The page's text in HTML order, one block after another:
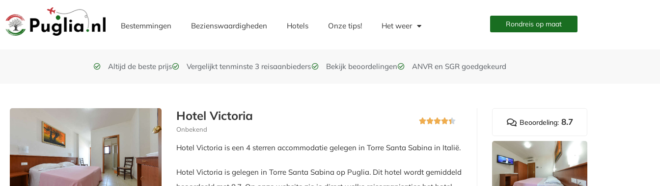
Bestemmingen Bezienswaardigheden Hotels Onze tips! Het weer Rondreis op maat
Altijd de beste prijs Vergelijkt tenminste 3 reisaanbieders Bekijk beoordelingen ANVR en SGR goedgekeurd
Hotel Victoria
Onbekend

Hotel Victoria is een 4 sterren accommodatie gelegen in Torre Santa Sabina in Italië.
Hotel Victoria is gelegen in Torre Santa Sabina op Puglia. Dit hotel wordt gemiddeld
Beoordeling: 8.7